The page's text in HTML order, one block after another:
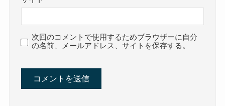
次回のコメントで使用するためブラウザーに自分
の名前、メールアドレス、サイトを保存する。